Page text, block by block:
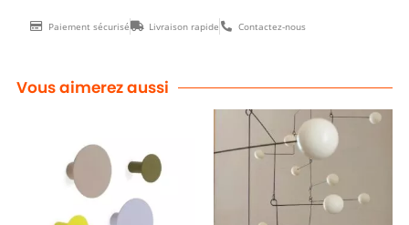
40
Paiement sécurisé Livraison rapide Contactez-nous
Vous aimerez aussi